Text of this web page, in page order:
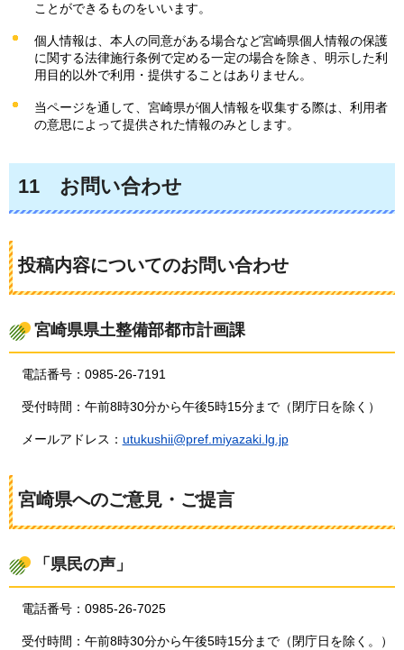
ことができるものをいいます。
個人情報は、本人の同意がある場合など宮崎県個人情報の保護
に関する法律施行条例で定める一定の場合を除き、明示した利
用目的以外で利用・提供することはありません。
当ページを通して、宮崎県が個人情報を収集する際は、利用者
の意思によって提供された情報のみとします。
11 お問い合わせ
投稿内容についてのお問い合わせ
宮崎県県土整備部都市計画課
電話番号：0985-26-7191
受付時間：午前8時30分から午後5時15分まで（閉庁日を除く）
メールアドレス： utukushii@pref.miyazaki.lg.jp
宮崎県へのご意見・ご提言
「県民の声」
電話番号：0985-26-7025
受付時間：午前8時30分から午後5時15分まで（閉庁日を除く。）